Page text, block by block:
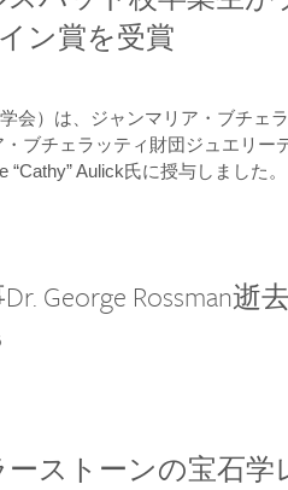
ン賞を受賞
会）は、ジャンマリア・ブチェ
・ブチェラッティ財団ジュエリ
“Cathy” Aulick氏に授与しました。
George Rossman逝去
ーストーンの宝石